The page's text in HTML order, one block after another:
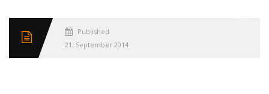
Published
21. September 2014